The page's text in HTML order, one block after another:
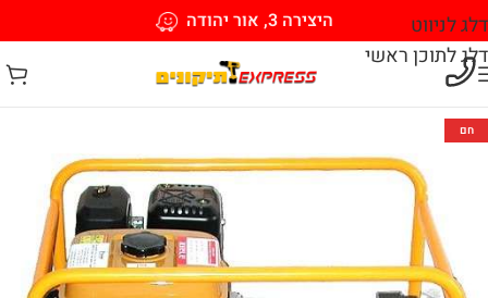
דלג לניווט
דלג לתוכן ראשי
היצירה 3, אור יהודה
חם